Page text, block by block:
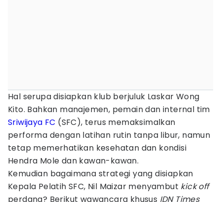
Hal serupa disiapkan klub berjuluk Laskar Wong
Kito. Bahkan manajemen, pemain dan internal tim
Sriwijaya FC (SFC), terus memaksimalkan
performa dengan latihan rutin tanpa libur, namun
tetap memerhatikan kesehatan dan kondisi
Hendra Mole dan kawan-kawan.
Kemudian bagaimana strategi yang disiapkan
Kepala Pelatih SFC, Nil Maizar menyambut kick off
perdana? Berikut wawancara khusus IDN Times